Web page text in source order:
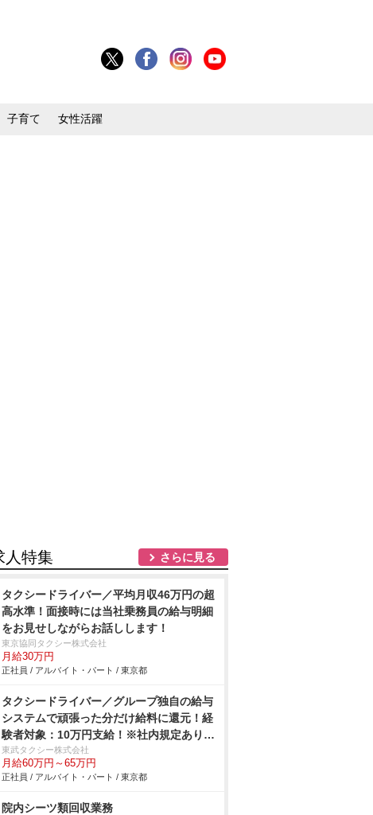
子育て 女性活躍
人特集 さらに見る
タクシードライバー／平均月収46万円の超
高水準！面接時には当社乗務員の給与明細
をお見せしながらお話しします！
東京協同タクシー株式会社
月給30万円
正社員 / アルバイト・パート / 東京都
タクシードライバー／グループ独自の給与
システムで頑張った分だけ給料に還元！経
験者対象：10万円支給！※社内規定あり未
経験者対象：6ヶ月間35万円の給料保障制
度あり 入社された方に嬉しいお知らせ♪
知人紹介で30万円支給！※社内規定あり
東武タクシー株式会社
月給60万円～65万円
正社員 / アルバイト・パート / 東京都
院内シーツ類回収業務